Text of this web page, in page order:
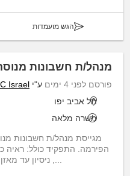
הגש מועמדות
מנהל/ת חשבונות
פורסם לפני 4 ימים ע"י Israel
תל אביב יפו
משרה מלאה
הפירמה. התפקיד כולל: